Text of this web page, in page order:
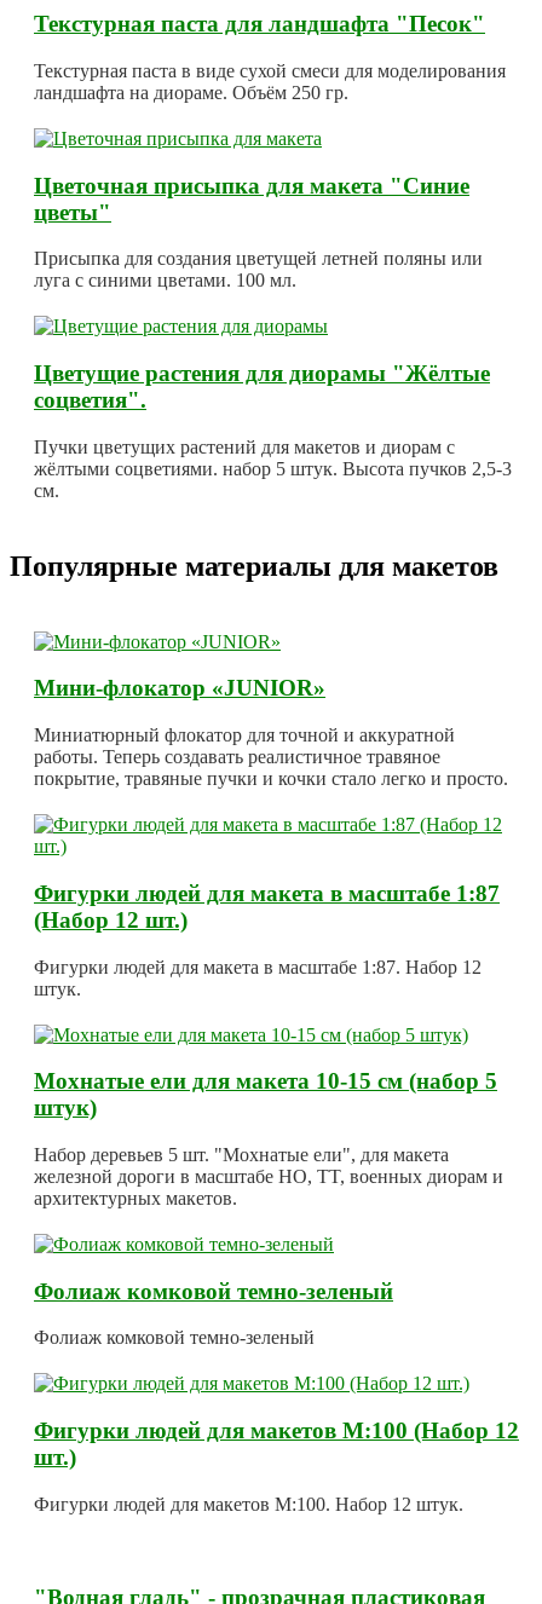
Текстурная паста для ландшафта "Песок"
Текстурная паста в виде сухой смеси для моделирования
ландшафта на диораме. Объём 250 гр.
Цветочная присыпка для макета "Синие
цветы"
Присыпка для создания цветущей летней поляны или
луга с синими цветами. 100 мл.
Цветущие растения для диорамы "Жёлтые
соцветия".
Пучки цветущих растений для макетов и диорам с
жёлтыми соцветиями. набор 5 штук. Высота пучков 2,5-3
см.
Популярные материалы для макетов
Мини-флокатор «JUNIOR»
Миниатюрный флокатор для точной и аккуратной
работы. Теперь создавать реалистичное травяное
покрытие, травяные пучки и кочки стало легко и просто.
Фигурки людей для макета в масштабе 1:87
(Набор 12 шт.)
Фигурки людей для макета в масштабе 1:87. Набор 12
штук.
Мохнатые ели для макета 10-15 см (набор 5
штук)
Набор деревьев 5 шт. "Мохнатые ели", для макета
железной дороги в масштабе HO, TT, военных диорам и
архитектурных макетов.
Фолиаж комковой темно-зеленый
Фолиаж комковой темно-зеленый
Фигурки людей для макетов М:100 (Набор 12
шт.)
Фигурки людей для макетов М:100. Набор 12 штук.
"Водная гладь" - прозрачная пластиковая